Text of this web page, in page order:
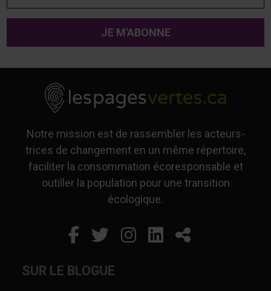
Notre mission est de rassembler les acteurs-
trices de changement en un même répertoire,
faciliter la consommation écoresponsable et
outiller la population pour une transition
écologique.
Facebook
Ce lien s'ouvrira dans
Twitter
Ce lien s'ouvrira
Instagram
Ce lien s'ouvrira
LinkedIn
Ce lienPartager
SUR LE BLOGUE